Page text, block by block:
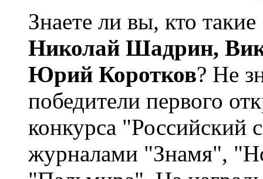
Знаете ли вы, кто такие
Николай Шадрин,
Юрий Коротков? Не
победители первого
конкурса "Российский
журналами "Знамя",